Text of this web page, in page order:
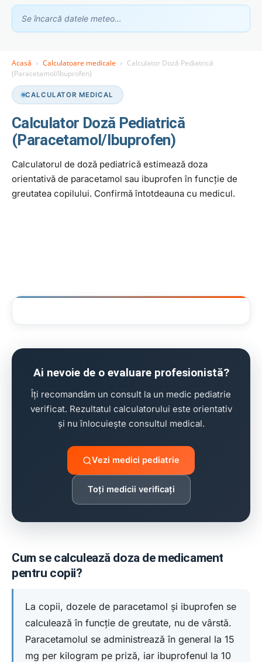
Se încarcă datele meteo…
Acasă Calculatoare medicale
Calculator Doză Pediatrică
(Paracetamol/Ibuprofen)
CALCULATOR MEDICAL
Calculator Doză Pediatrică
(Paracetamol/Ibuprofen)
Calculatorul de doză pediatrică estimează doza
orientativă de paracetamol sau ibuprofen în funcție de
greutatea copilului. Confirmă întotdeauna cu medicul.
Ai nevoie de o evaluare profesionistă?
Îți recomandăm un consult la un medic pediatrie
verificat. Rezultatul calculatorului este orientativ
și nu înlocuiește consultul medical.
Vezi medici pediatrie
Toți medicii verificați
Cum se calculează doza de medicament
pentru copii?
La copii, dozele de paracetamol și ibuprofen se
calculează în funcție de greutate, nu de vârstă.
Paracetamolul se administrează în general la 15
mg per kilogram pe priză, iar ibuprofenul la 10
Asistent GhidClinic
Vă ajutăm să găsiți medicul sau clinica potrivită
Ești medic sau ai o clinică medicală?
contact@ghidclinic.ro
Bună! Spuneți-mi ce căutați — un medic sau o clinică — și vă